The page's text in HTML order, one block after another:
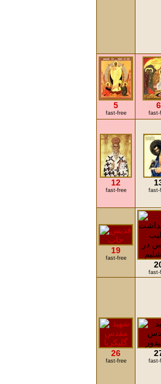
5
fast-free
6
fast-
12
fast-free fast-
19
fast-free
fast-
26
fast-free fast-